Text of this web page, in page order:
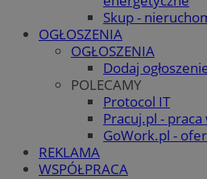
Skup -
OGŁOSZENIA
OGŁOSZENIA
Dodaj
POLECAMY
Protocol IT
Pracuj.pl - praca
GoWork.pl -
REKLAMA
WSPÓŁPRACA